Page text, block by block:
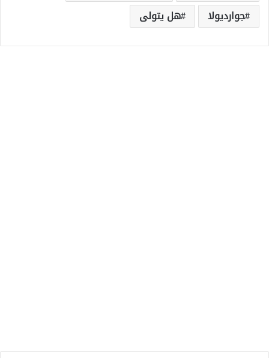
جوارديولا
هل يتولى